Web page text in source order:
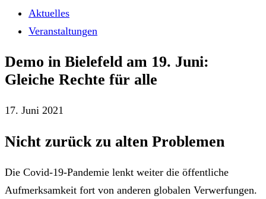
Aktuelles
Veranstaltungen
Demo in Bielefeld am 19. Juni:
Gleiche Rechte für alle
17. Juni 2021
Nicht zurück zu alten Problemen
Die Covid-19-Pandemie lenkt weiter die öffentliche
Aufmerksamkeit fort von anderen globalen Verwerfungen.